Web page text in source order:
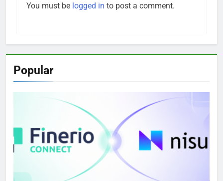
You must be logged in to post a comment.
Popular